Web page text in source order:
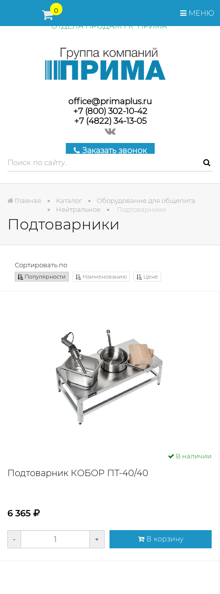
МЕНЮ
0
ПЕРЕД ОФОРМЛЕНИЕМ ЗАКАЗА, СТОИМОСТЬ И СРОКИ
ПОСТАВКИ ТОВАРА УТОЧНЯЙТЕ У МЕНЕДЖЕРОВ
ОТДЕЛА ПРОДАЖ ГК "ПРИМА"
office@primaplus.ru
+7 (800) 302-10-42
+7 (4822) 34-13-05
Заказать звонок
Главная Каталог
Оборудование для общепита
Нейтральное
Подтоварники
Подтоварники
Сортировать по
Популярности Наименованию Цене
В наличии
Подтоварник КОБОР ПТ-40/40
6 365
- + В корзину